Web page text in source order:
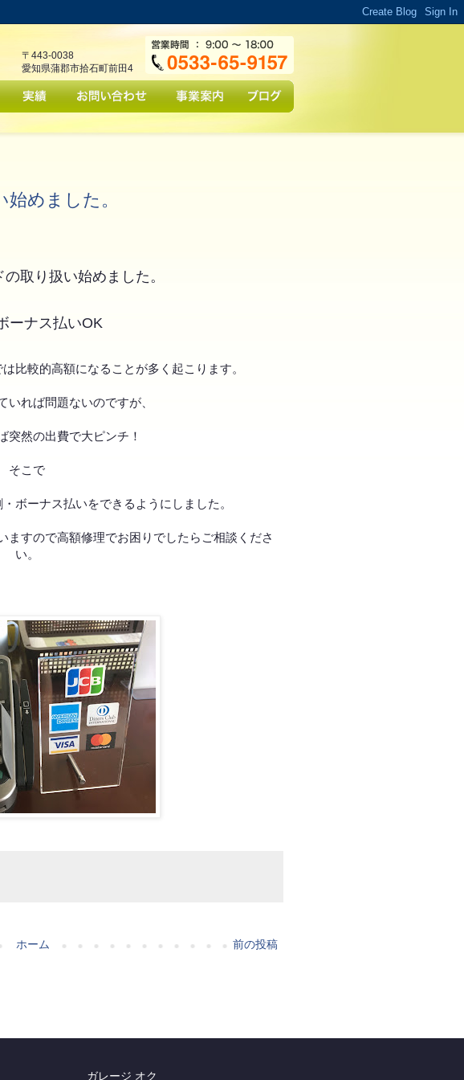
〒443-0038
愛知県蒲郡市拾石町前田4
めました。
取り扱い始めました。
ーナス払いOK
比較的高額になることが多く起こります。
いれば問題ないのですが、
突然の出費で大ピンチ！
そこで
ボーナス払いをできるようにしました。
ますので高額修理でお困りでしたらご相談くださ
い。
前の投稿
ホーム
ガレージ オク